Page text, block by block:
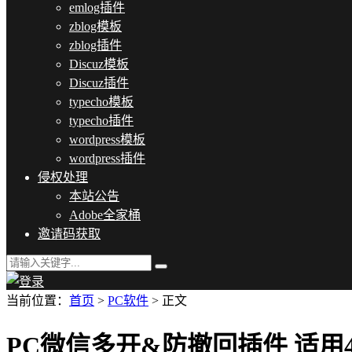
emlog插件
zblog模板
zblog插件
Discuz模板
Discuz插件
typecho模板
typecho插件
wordpress模板
wordpress插件
侵权处理
本站公告
Adobe全家桶
邀请码获取
当前位置： 首页 > PC软件 > 正文
PC微信多开&防撤回插件 适用